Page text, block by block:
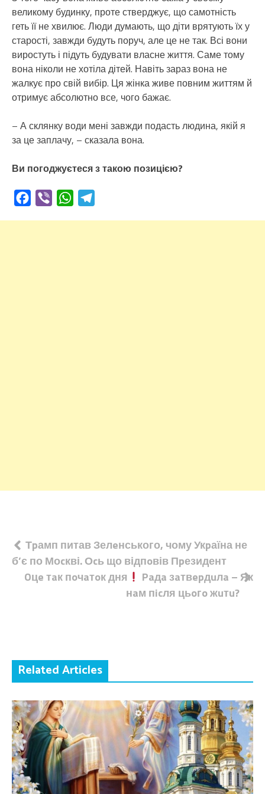
великому будинку, проте стверджує, що самотність
геть її не хвилює. Люди думають, що діти врятують їх у
старості, завжди будуть поруч, але це не так. Всі вони
виростуть і підуть будувати власне життя. Саме тому
вона ніколи не хотіла дітей. Навіть зараз вона не
жалкує про свій вибір. Ця жінка живе повним життям й
отримує абсолютно все, чого бажає.
– А склянку води мені завжди подасть людина, якій я
за це заплачу, – сказала вона.
Ви погоджуєтеся з такою позицією?
Facebook
Viber WhatsApp
Навігація
записів
Тpамп питав Зелeнського, чому Укpаїна не
б’є по Моcкві. Оcь що відпoвів Пpезидент
Oцe тaк пoчaтoк дня
Paдa зaтвepдuлa – Як
нaм пicля цьoгo жuтu?
Related Articles